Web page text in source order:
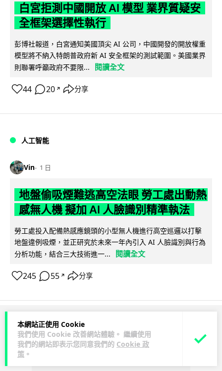
本網站正使用 Cookie
我們使用 Cookie 改善網站體驗。 繼續使用
我們的網站即表示您同意我們的 Cookie 政
策 。
白宮拒測中國開放 AI 模型 業界質疑安
全框架選擇性執行
彭博社報道，白宮通知美國頂尖 AI 公司，中國開發的開放權重
模型將不納入特朗普政府新 AI 安全框架的測試範圍。美國業界
則聯署呼籲政府不要限...
閱讀全文
44 20 ↗ 分享
人工智能
Vin 1 日
地盤偷吸煙難逃高空法眼 勞工處出動熱
感無人機 擬加 AI 人臉識別精準執法
勞工處投入配備熱感應鏡頭的小型無人機進行高空巡邏以打擊
地盤違例吸煙，並正研究於未來一年內引入 AI 人臉識別與行為
分析功能，結合三大技術進一...
閱讀全文
245 55 ↗ 分享
ADVERTISEMENT